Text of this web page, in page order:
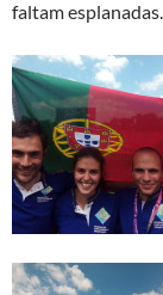
faltam